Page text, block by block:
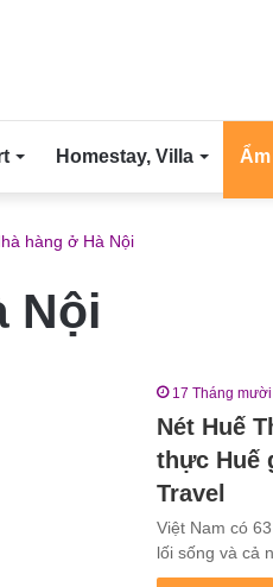
Homestay, Villa
hàng ở Hà Nội
Nội
17 Tháng
Nét Huế
thực Huế
Travel
Việt Nam có
lối sống và cả